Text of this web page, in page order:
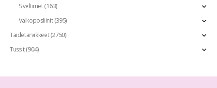
Siveltimet(163)
Valkoposliinit(395)
Taidetarvikkeet(2750)
Tussit(904)